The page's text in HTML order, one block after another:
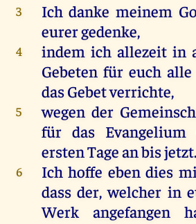
3
Ich danke meinem
eurer gedenke,
4
indem ich allezeit in
Gebeten für euch
das Gebet verrichte,
5
wegen der
für das
ersten Tage an bis jetzt.
6
Ich hoffe eben dies
dass der, welcher in
Werk angefangen